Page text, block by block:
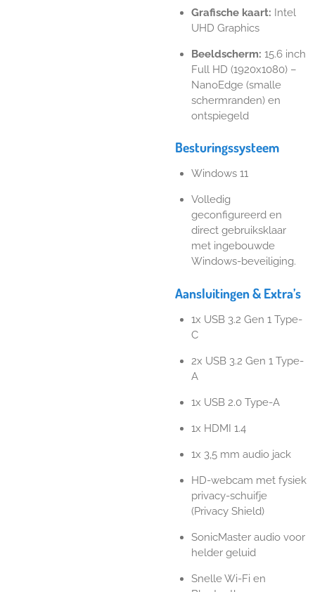
Grafische kaart: Intel
UHD Graphics
Beeldscherm: 15.6 inch
Full HD (1920x1080) –
NanoEdge (smalle
schermranden) en
ontspiegeld
Besturingssysteem
Windows 11
Volledig
geconfigureerd en
direct gebruiksklaar
met ingebouwde
Windows-beveiliging.
Aansluitingen & Extra’s
1x USB 3.2 Gen 1 Type-
C
2x USB 3.2 Gen 1 Type-
A
1x USB 2.0 Type-A
1x HDMI 1.4
1x 3,5 mm audio jack
HD-webcam met fysiek
privacy-schuifje
(Privacy Shield)
SonicMaster audio voor
helder geluid
Snelle Wi-Fi en